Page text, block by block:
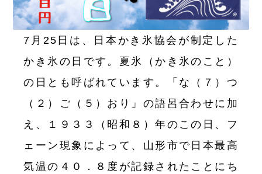
7月25日は、日本かき氷協会が制定した
かき氷の日です。夏氷（かき氷のこと）
の日とも呼ばれています。「な（７）つ
（２）ご（５）おり」の語呂合わせに加
え、１９３３（昭和８）年のこの日、フ
ェーン現象によって、山形市で日本最高
気温の４０．８度が記録されたことにち